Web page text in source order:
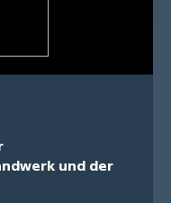
und der